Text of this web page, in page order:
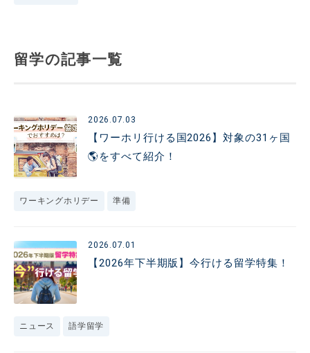
留学の記事一覧
2026.07.03
【ワーホリ行ける国2026】対象の31ヶ国
🌎️をすべて紹介！
ワーキングホリデー 準備
2026.07.01
【2026年下半期版】今行ける留学特集！
ニュース 語学留学